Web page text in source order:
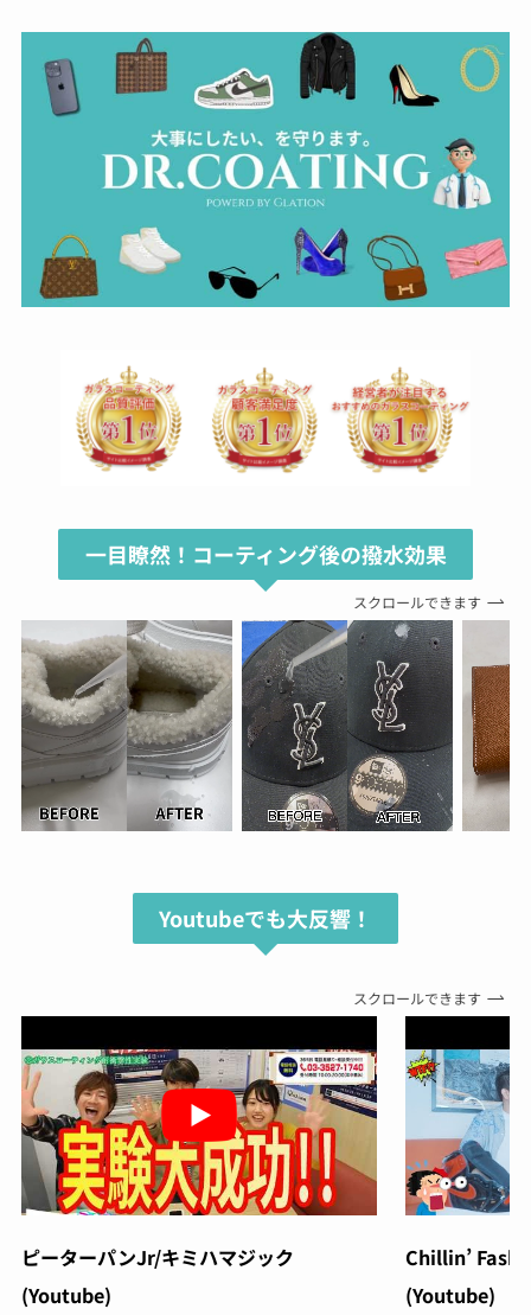
一目瞭然！コーティング後の撥水効果
スクロールできます
Youtubeでも大反響！
スクロールできます
ピーターパンJr/キミハマジック
(Youtube)
Chillin’
(Youtube)